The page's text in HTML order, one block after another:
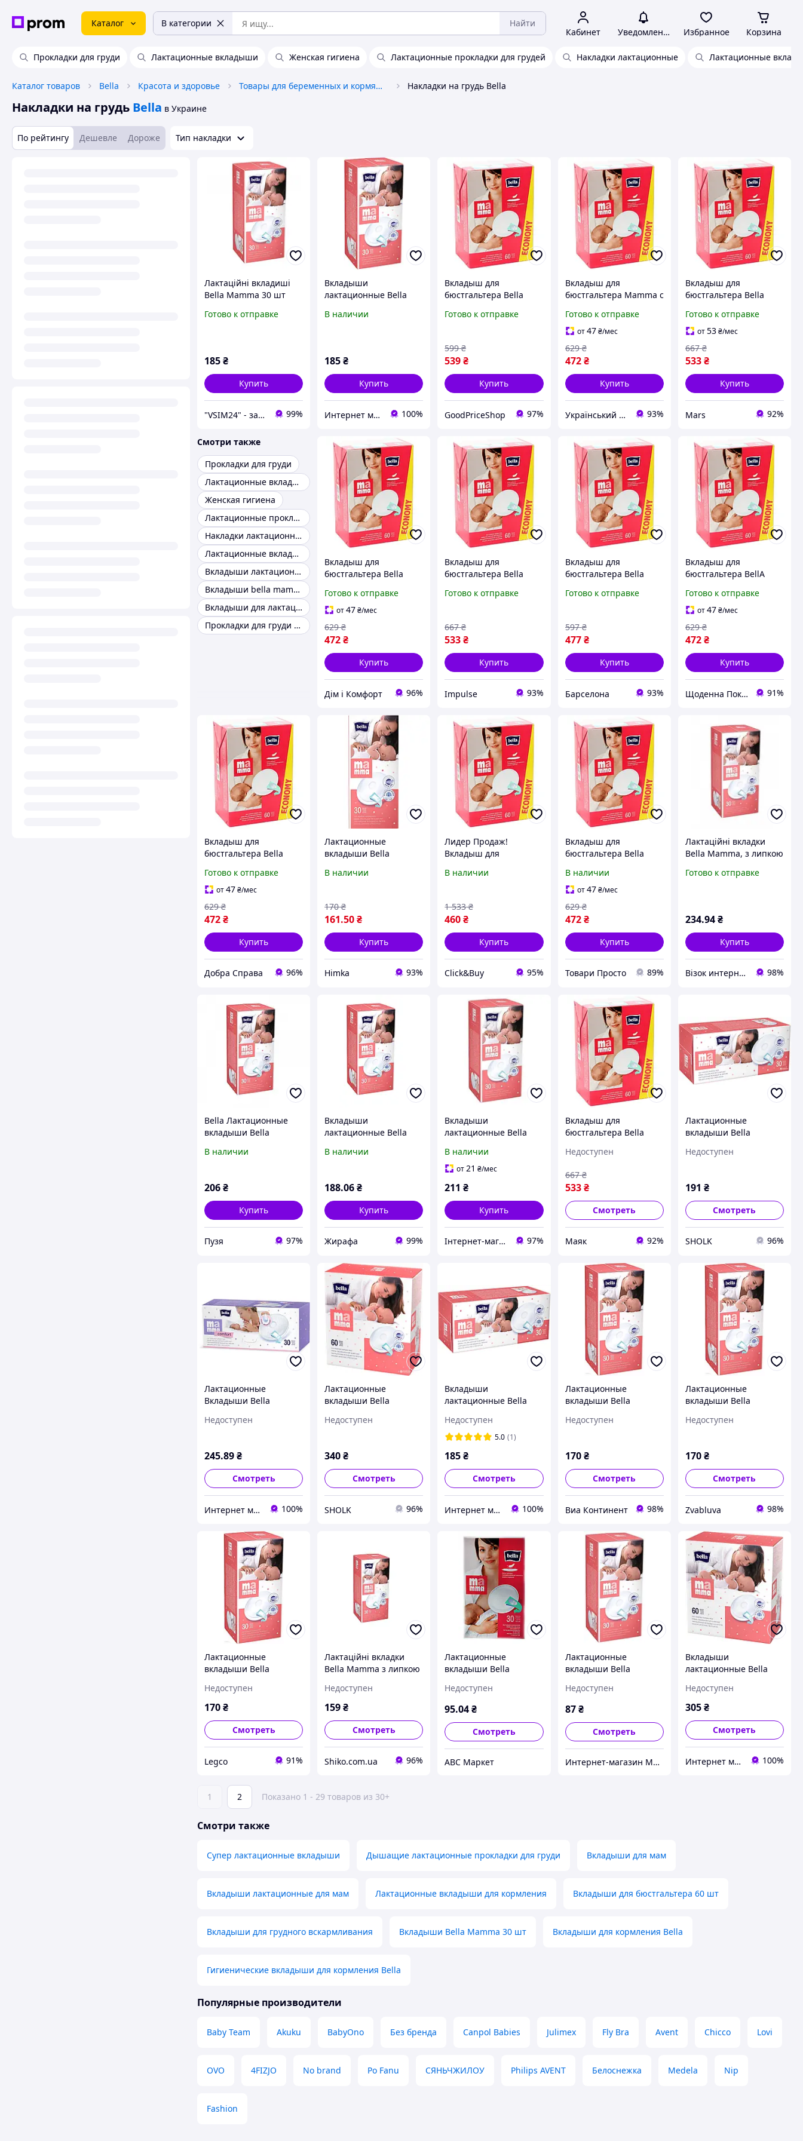
Каталог В категории Найти
Кабинет Уведомления Избранное Корзина
Прокладки для груди Лактационные вкладыши Женская гигиена Лактационные прокладки для грудей Накладки лактационные Лактационные
Каталог товаров Bella Красота и здоровье Товары для беременных и кормящих Накладки на грудь Bella
Накладки на грудь Bella в Украине
По рейтингу Дешевле Дороже Тип накладки
Лактаційні вкладиші
Bella Mamma 30 шт
Готово к отправке
185₴
Купить
"VSIM24" - забота о близких в каждом доме! 99%
Вкладыши
лактационные Bella
полоской. 30 шт
В наличии
185₴
Купить
Интернет магазин Pamp-Pamp 100%
Вкладыш для
бюстгальтера Bella
полоской 60 шт
Готово к отправке
539₴
599 ₴
Купить
GoodPriceShop 97%
Вкладыш для
бюстгальтера Мamma с
ukr koshik (41-339-85)
Готово к отправке
от47 ₴/мес
472 ₴
629 ₴
Купить
Український Кошик 93%
Вкладыш для
бюстгальтера Bella
полоской 60 шт
5900516402358 mars
Готово к отправке
от53₴/мес
533₴
667 ₴
Купить
Mars 92%
Смотри также
Прокладки для груди
Лактационные вкладыши
Женская гигиена
Лактационные прокладки для грудей
Накладки лактационные
Лактационные вкладыши Bella Mamma
Вкладыши лактационные bella
Вкладыши bella mamma
Вкладыши для лактации
Прокладки для груди кормящей маме
Вкладыш для
бюстгальтера Bella
полоской 60 шт Хіт
продажу!
Готово к отправке
от47₴/мес
472₴
629 ₴
Купить
Дім і Комфорт 96%
Вкладыш для
бюстгальтера Bella
полоской 60 шт
Готово к отправке
533₴
667 ₴
Купить
Impulse 93%
Вкладыш для
бюстгальтера Bella
полоской 60 шт
Готово к отправке
477 ₴
597 ₴
Купить
Барселона 93%
Вкладыш для
бюстгальтера ВellА
полоской 60 шт
(5900516402358)
щоденна 4133978
покупка шоп.
Готово к отправке
от47₴/мес
472₴
629 ₴
Купить
Щоденна Покупка 91%
Вкладыш для
бюстгальтера Bella
полоской 60 шт
4133932 dobra sprava
Готово к отправке
от47₴/мес
472₴
629 ₴
Купить
Добра Справа 96%
Лактационные
вкладыши Bella
шт (66427)
В наличии
161.50₴
170 ₴
Купить
Himka 93%
Лидер Продаж!
Вкладыш для
Мamma с липкой
КлікБай
В наличии
460₴
1 533 ₴
Купить
Click&Buy 95%
Вкладыш для
бюстгальтера Bella
полоской 6O шт
41339868 tovari prosto
В наличии
от47 ₴/мес
472 ₴
629 ₴
Купить
Товари Просто 89%
Лактаційні вкладки
Bella Mamma, з липкою
(5900516272234)
Готово к отправке
234.94₴
Купить
Візок интернет-магазин 98%
Bella Лактационные
вкладыши Bella
полоской 30 шт
В наличии
206₴
Купить
Пузя 97%
Вкладыши
лактационные Bella
полоской, 30 шт.
В наличии
188.06₴
Купить
Жирафа 99%
Вкладыши
лактационные Bella
полоской, 30 штук
В наличии
от21 ₴/мес
211 ₴
Купить
Інтернет-магазин підгузників та побутової хімії VIKI Home 97%
Вкладыш для
бюстгальтера Bella
полоской 60 шт
Недоступен
533 ₴
667 ₴
Смотреть
Маяк 92%
Лактационные
вкладыши Bella
полоской 30 шт
Недоступен
191 ₴
Смотреть
SHOLK 96%
Лактационные
Вкладыши Bella
липкой полоской. 30
Недоступен
245.89₴
Смотреть
Интернет магазин Pamp-Pamp 100%
Лактационные
вкладыши Bella
полоской 60 шт
Недоступен
340₴
Смотреть
SHOLK 96%
Вкладыши
лактационные Bella
полоской. 30 шт
Недоступен
5.0 (1)
185₴
Смотреть
Интернет магазин Pamp-Pamp 100%
Лактационные
вкладыши Bella
шт
Недоступен
170 ₴
Смотреть
Виа Континент 98%
Лактационные
вкладыши Bella
шт
Недоступен
170₴
Смотреть
Zvabluva 98%
Лактационные
вкладыши Bella
шт
Недоступен
170₴
Смотреть
Legco 91%
Лактаційні вкладки
Bella Mamma з липкою
Недоступен
159₴
Смотреть
Shiko.com.ua 96%
Лактационные
вкладыши Bella
30 шт.
Недоступен
95.04₴
Смотреть
АВС Маркет
Лактационные
вкладыши Bella
Недоступен
87 ₴
Смотреть
Интернет-магазин Мама и малыш
Вкладыши
лактационные Bella
полоской. 60 шт
Недоступен
305₴
Смотреть
Интернет магазин Pamp-Pamp 100%
1 2 Показано 1 - 29 товаров из 30+
Смотри также
Супер лактационные вкладыши Дышащие лактационные прокладки для груди Вкладыши для мам
Вкладыши лактационные для мам Лактационные вкладыши для кормления Вкладыши для бюстгальтера 60 шт
Вкладыши для грудного вскармливания Вкладыши Bella Mamma 30 шт Вкладыши для кормления Bella
Гигиенические вкладыши для кормления Bella
Популярные производители
Baby Team Akuku BabyOno Без бренда Canpol Babies Julimex Fly Bra Avent Chicco Lovi
OVO 4FIZJO No brand Po Fanu СЯНЬЧЖИЛОУ Philips AVENT Белоснежка Medela Nip
Fashion